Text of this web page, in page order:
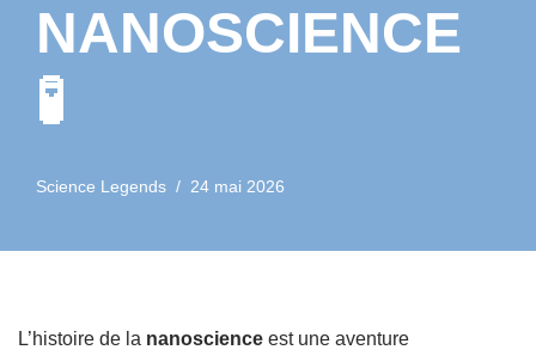
NANOSCIENCE
🧪
Science Legends 24 mai 2026
L’histoire de la nanoscience est une aventure